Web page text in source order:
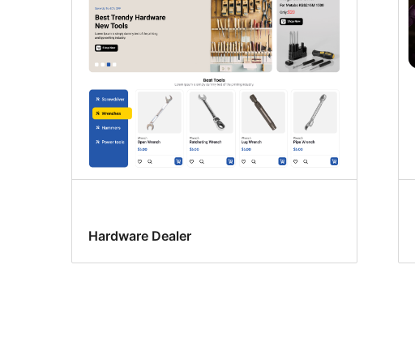
Hardware Dealer